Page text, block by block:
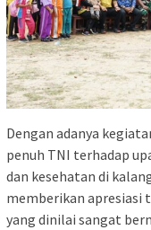
Dengan adanya
penuh TNI terhadap
dan kesehatan di
memberikan apresiasi
yang dinilai sangat